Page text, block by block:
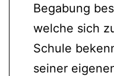
Begabung
welche sich
Schule
seiner